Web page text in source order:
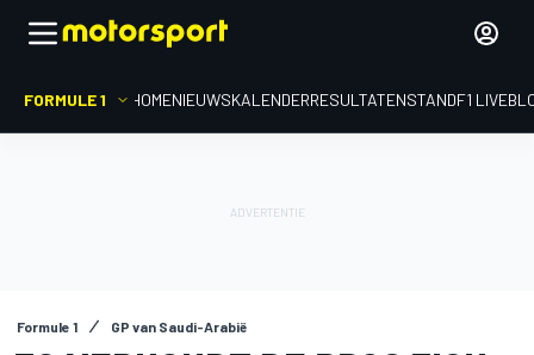
FORMULE 1 HOMENIEUWSKALENDERRESULTATENSTANDF1
Formule 1 GP van Saudi-Arabië